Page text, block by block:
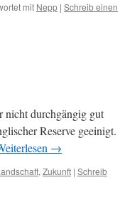
mit Nepp | Schreib einen
nicht durchgängig gut
Reserve geeinigt.
→
, Zukunft | Schreib